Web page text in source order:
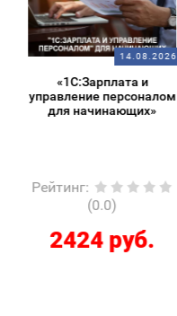
14.08.2026
«1С:Зарплата и
управление персоналом
для начинающих»
Рейтинг:
(0.0)
2424 руб.